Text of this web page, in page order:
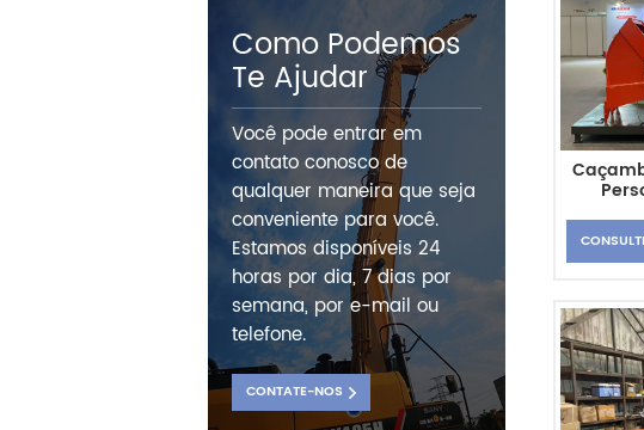
Como Podemos
Te Ajudar
Você pode entrar em
contato conosco de
qualquer maneira que seja
conveniente para você.
Estamos disponíveis 24
horas por dia, 7 dias por
semana, por e-mail ou
telefone.
CONTATE-NOS